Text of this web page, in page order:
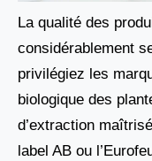
La qualité des
considérablement
privilégiez les
biologique des
d’extraction
label AB ou